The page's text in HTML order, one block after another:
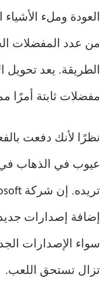
العودة وملء
من عدد المفضلات
الطريقة. يعد تحويل
مفضلات ثابتة أمرًا
نظرًا لأنك دفعت
عيوب في الذهاب
إضافة إصدارات
سواء الإصدارات
تزال تستحق اللعب.